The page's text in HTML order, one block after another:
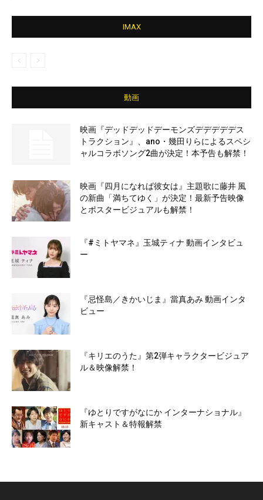
IMAX
動画
映画『デッドデッドデーモンズデデデデデス
トラクション』、ano・幾田りらによるスペシ
ャルコラボソング2曲が決定！本予告も解禁！
映画『四月になれば彼女は』主題歌に藤井 風
の新曲「満ちてゆく」が決定！最新予告映像
とポスタービジュアルも解禁！
『#ミトヤマネ』玉城ティナ 動画インタビュ
ー
『忌怪島／きかいじま』當真あみ 動画インタ
ビュー
『キリエのうた』第2弾キャラクタービジュア
ル＆映像解禁！
『ゆとりですがなにか インターナショナル』
新キャスト＆特報解禁